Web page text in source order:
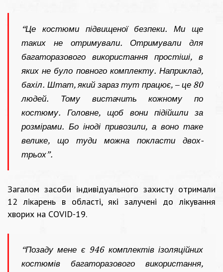
“Це костюми підвищеної безпеки. Ми ще
таких не отримували. Отримували для
багаторазового використання простіші, в
яких не було повного комплекту. Наприклад,
бахіл. Штат, який зараз тут працює, – це 80
людей. Тому вистачить кожному по
костюму. Головне, щоб вони підійшли за
розмірами. Бо іноді привозили, а воно таке
велике, що туди можна покласти двох-
трьох”.
Загалом засоби індивідуального захисту отримали
12 лікарень в області, які залучені до лікування
хворих на COVID-19.
“Позаду мене є 946 комплектів ізоляційних
костюмів багаторазового використання,